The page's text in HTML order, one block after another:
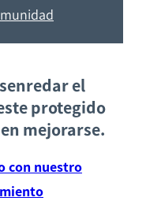
el
protegido
mejorarse.
con nuestro